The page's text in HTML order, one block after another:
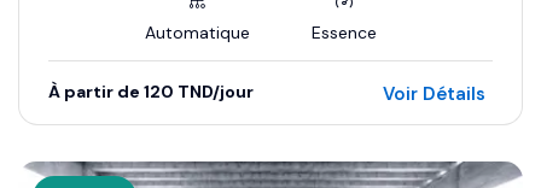
Automatique Essence
À partir de 120 TND/jour Voir Détails